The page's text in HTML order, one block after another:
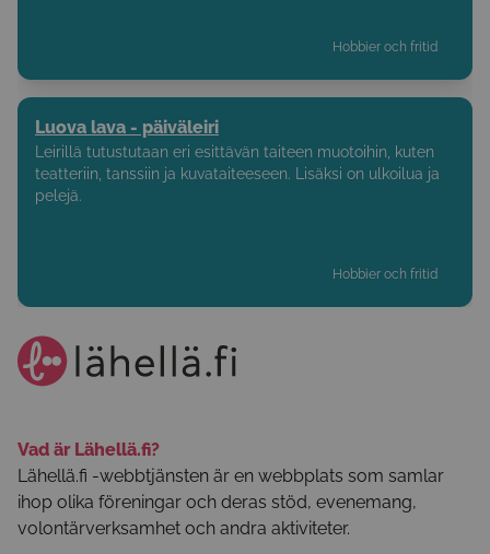
Hobbier och fritid
Luova lava - päiväleiri
Leirillä tutustutaan eri esittävän taiteen muotoihin, kuten
teatteriin, tanssiin ja kuvataiteeseen. Lisäksi on ulkoilua ja
pelejä.
Hobbier och fritid
Vad är Lähellä.fi?
Lähellä.fi -webbtjänsten är en webbplats som samlar
ihop olika föreningar och deras stöd, evenemang,
volontärverksamhet och andra aktiviteter.